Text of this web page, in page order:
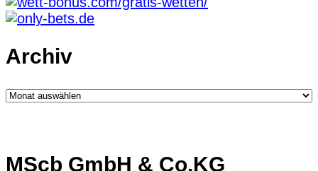
Archiv
Archiv
MScb GmbH & Co.KG